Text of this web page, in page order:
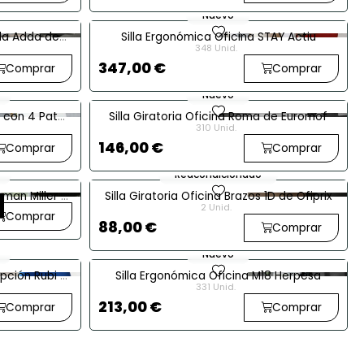
Adda de
Comprar
favorite
Nuevo
Silla Ergonómica Oficina STAY Actiu
348 Unid.
347,00 € Comprar
4 Patas
Comprar
favorite
Nuevo
Silla Giratoria Oficina Roma de Euromof
310 Unid.
146,00 € Comprar
Miller -
Comprar
favorite
Reacondicionado
Silla Giratoria Oficina Brazos 1D de Ofiprix
2 Unid.
88,00 € Comprar
Rubi F
Comprar
favorite
Nuevo
Silla Ergonómica Oficina M18 Herpesa
331 Unid.
213,00 € Comprar